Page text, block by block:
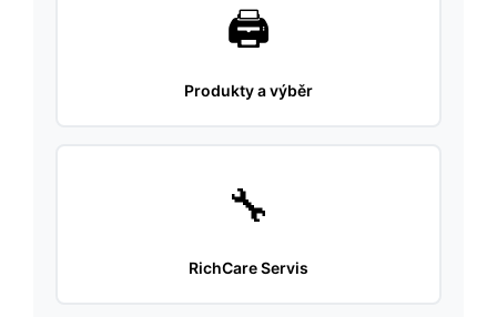
🖨️
Produkty a výběr
🔧
RichCare Servis